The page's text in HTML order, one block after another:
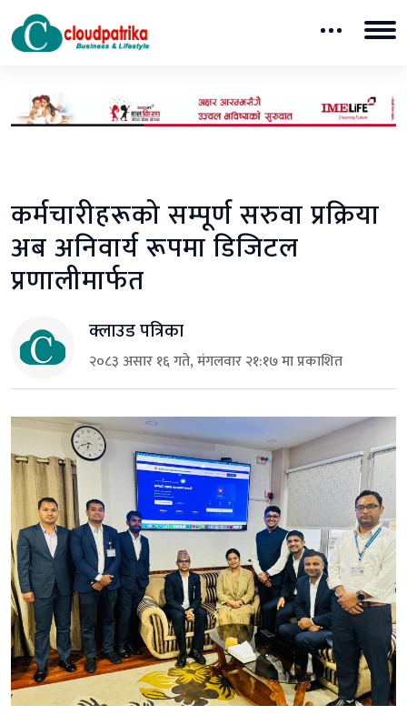
कर्मचारीहरूको सम्पूर्ण सरुवा प्रक्रिया
अब अनिवार्य रूपमा डिजिटल
प्रणालीमार्फत
क्लाउड पत्रिका
२०८३ असार १६ गते, मंगलवार २१:१७ मा प्रकाशित